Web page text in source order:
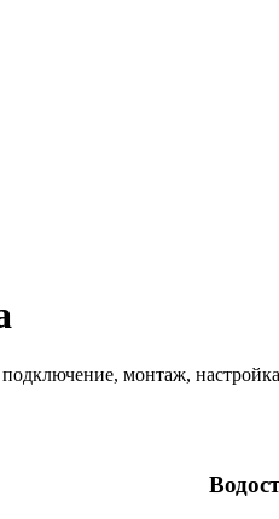
подключение, монтаж, настройка